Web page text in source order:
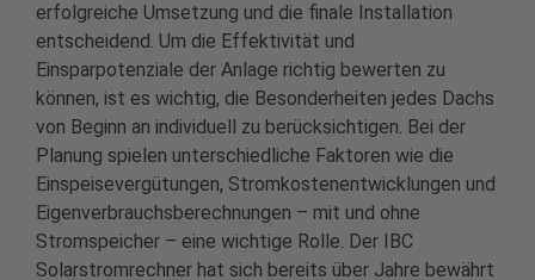
erfolgreiche Umsetzung und die finale Installation
entscheidend. Um die Effektivität und
Einsparpotenziale der Anlage richtig bewerten zu
können, ist es wichtig, die Besonderheiten jedes Dachs
von Beginn an individuell zu berücksichtigen. Bei der
Planung spielen unterschiedliche Faktoren wie die
Einspeisevergütungen, Stromkostenentwicklungen und
Eigenverbrauchsberechnungen – mit und ohne
Stromspeicher – eine wichtige Rolle. Der IBC
Solarstromrechner hat sich bereits über Jahre bewährt